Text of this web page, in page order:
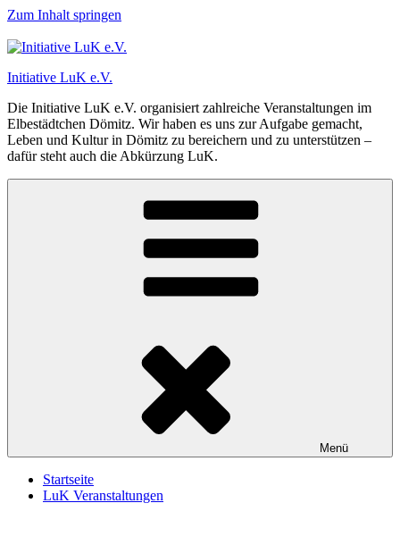
Zum Inhalt springen
Initiative LuK e.V.
Die Initiative LuK e.V. organisiert zahlreiche Veranstaltungen im
Elbestädtchen Dömitz. Wir haben es uns zur Aufgabe gemacht,
Leben und Kultur in Dömitz zu bereichern und zu unterstützen –
dafür steht auch die Abkürzung LuK.
Menü
Startseite
LuK Veranstaltungen